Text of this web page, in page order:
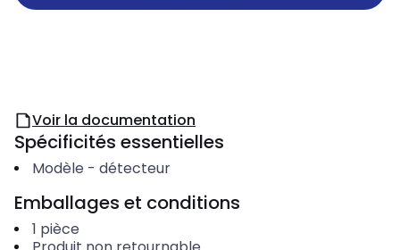
Voir la documentation
Spécificités essentielles
Modèle - détecteur
Emballages et conditions
1 pièce